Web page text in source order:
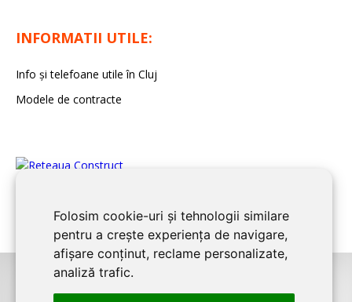
Folosim cookie-uri și tehnologii similare
pentru a crește experiența de navigare,
afișare conținut, reclame personalizate,
analiză trafic.
INFORMATII UTILE:
Info și telefoane utile în Cluj
Modele de contracte
CLUJ CONSTRUCTeste un serviciu de promovare online pentru